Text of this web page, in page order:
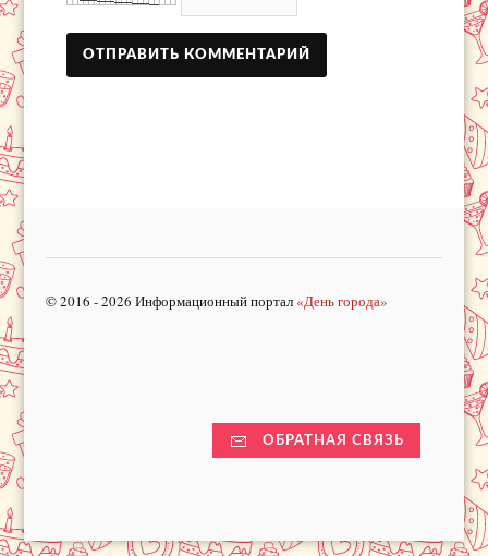
© 2016 - 2026 Информационный портал «День города»
ОБРАТНАЯ СВЯЗЬ